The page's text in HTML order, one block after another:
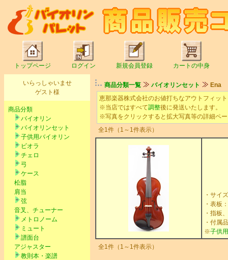
トップページ ログイン 新規会員登録 カートの中身
いらっしゃいませ
ゲスト様
商品分類
バイオリン
バイオリンセット
子供用バイオリン
ビオラ
チェロ
弓
ケース
松脂
肩当
弦
音叉、チューナー
メトロノーム
ミュート
譜面台
アジャスター
教則本・楽譜
商品分類一覧 バイオリンセット
Ena
恵那楽器株式会社のお値打ちなアウトフィッ
※当店ではすべて調整後に発送いたします。
※写真をクリックすると拡大写真等の詳細ペ
全1件（1～1件表示）
・サイ
・表板
・指板
・付属
※子供
全1件（1～1件表示）